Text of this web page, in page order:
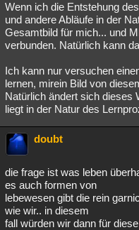
Wenn ich die Entstehung
und andere Abläufe in der
Gesamtbild für mich... und
verbunden. Natürlich kann
Ich kann nur versuchen
lernen, mirein Bild von
Natürlich ändert sich dieses
liegt in der Natur des
doubt
die frage ist was leben
es auch formen von
lebewesen gibt die rein
wie wir.. in diesem
fall würden wir dann für